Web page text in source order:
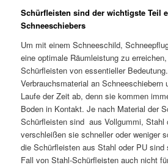
Schürfleisten sind der wichtigste Teil
Schneeschiebers
Um mit einem Schneeschild,
eine optimale Räumleistung zu
Schürfleisten von essentieller
Verbrauchsmaterial an Schneeschiebern
Laufe der Zeit ab, denn sie kommen
Boden in Kontakt. Je nach Material der
Schürfleisten sind aus Vollgummi, Stahl
verschleißen sie schneller oder weniger
die Schürfleisten aus Stahl oder PU sind
Fall von Stahl-Schürfleisten auch nicht